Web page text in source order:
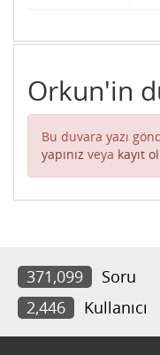
Orkun'in
Bu duvara yazı
yapınız veya kayıt
371,099 Soru
2,446
Kullanıcı